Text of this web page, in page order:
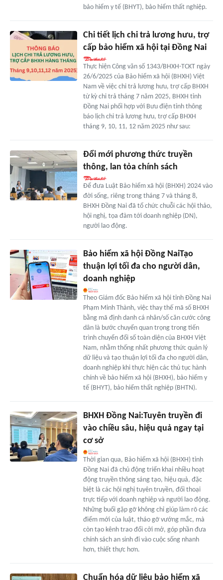
bảo hiểm y tế (BHYT), bảo hiểm thất nghiệp.
Chi tiết lịch chi trả lương hưu, trợ
cấp bảo hiểm xã hội tại Đồng Nai
Thực hiện Công văn số 1343/BHXH-TCKT ngày
26/6/2025 của Bảo hiểm xã hội (BHXH) Việt
Nam về việc chi trả lương hưu, trợ cấp BHXH
từ kỳ chi trả tháng 7 năm 2025, BHXH tỉnh
Đồng Nai phối hợp với Bưu điện tỉnh thông
báo lịch chi trả lương hưu, trợ cấp BHXH
tháng 9, 10, 11, 12 năm 2025 như sau:
Đổi mới phương thức truyền
thông, lan tỏa chính sách
Để đưa Luật Bảo hiểm xã hội (BHXH) 2024 vào
đời sống, riêng trong tháng 7 và tháng 8,
BHXH Đồng Nai đã tổ chức chuỗi các hội thảo,
hội nghị, tọa đàm tới doanh nghiệp (DN),
người lao động.
Bảo hiểm xã hội Đồng NaiTạo
thuận lợi tối đa cho người dân,
doanh nghiệp
Theo Giám đốc Bảo hiểm xã hội tỉnh Đồng Nai
Phạm Minh Thành, việc thay thế mã số BHXH
bằng mã định danh cá nhân/số căn cước công
dân là bước chuyển quan trọng trong tiến
trình chuyển đổi số toàn diện của BHXH Việt
Nam, nhằm thống nhất phương thức quản lý
dữ liệu và tạo thuận lợi tối đa cho người dân,
doanh nghiệp khi thực hiện các thủ tục hành
chính về bảo hiểm xã hội (BHXH), bảo hiểm y
tế (BHYT), bảo hiểm thất nghiệp (BHTN).
BHXH Đồng Nai:Tuyên truyền đi
vào chiều sâu, hiệu quả ngay tại
cơ sở
Thời gian qua, Bảo hiểm xã hội (BHXH) tỉnh
Đồng Nai đã chủ động triển khai nhiều hoạt
động truyền thông sáng tạo, hiệu quả, đặc
biệt là các hội nghị tuyên truyền, đối thoại
trực tiếp với doanh nghiệp và người lao động.
Những buổi gặp gỡ không chỉ giúp làm rõ các
điểm mới của luật, tháo gỡ vướng mắc, mà
còn tạo kênh trao đổi cởi mở, góp phần đưa
chính sách an sinh đi vào cuộc sống nhanh
hơn, thiết thực hơn.
Chuẩn hóa dữ liệu bảo hiểm xã